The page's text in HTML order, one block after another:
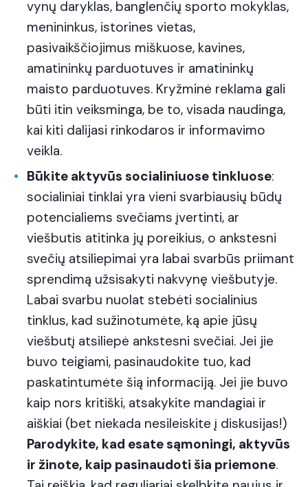
vynų daryklas, banglenčių sporto mokyklas,
menininkus, istorines vietas,
pasivaikščiojimus miškuose, kavines,
amatininkų parduotuves ir amatininkų
maisto parduotuves. Kryžminė reklama gali
būti itin veiksminga, be to, visada naudinga,
kai kiti dalijasi rinkodaros ir informavimo
veikla.
Būkite aktyvūs socialiniuose tinkluose:
socialiniai tinklai yra vieni svarbiausių būdų
potencialiems svečiams įvertinti, ar
viešbutis atitinka jų poreikius, o ankstesni
svečių atsiliepimai yra labai svarbūs priimant
sprendimą užsisakyti nakvynę viešbutyje.
Labai svarbu nuolat stebėti socialinius
tinklus, kad sužinotumėte, ką apie jūsų
viešbutį atsiliepė ankstesni svečiai. Jei jie
buvo teigiami, pasinaudokite tuo, kad
paskatintumėte šią informaciją. Jei jie buvo
kaip nors kritiški, atsakykite mandagiai ir
aiškiai (bet niekada nesileiskite į diskusijas!)
Parodykite, kad esate sąmoningi, aktyvūs
ir žinote, kaip pasinaudoti šia priemone.